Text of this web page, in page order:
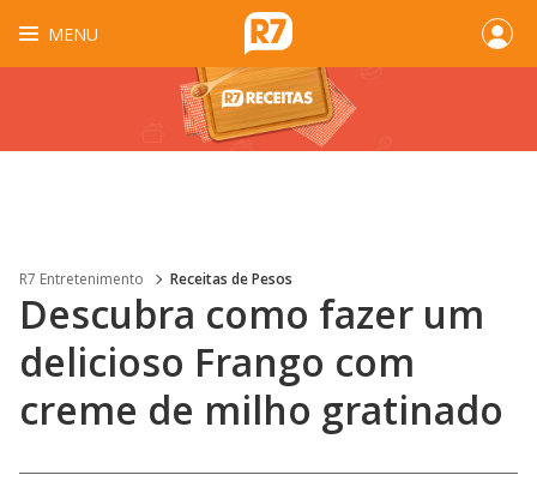
MENU
R7 Entretenimento Receitas de Pesos
Descubra como fazer um
delicioso Frango com
creme de milho gratinado